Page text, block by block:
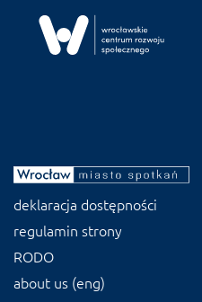
deklaracja dostępności
regulamin strony
RODO
about us (eng)